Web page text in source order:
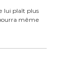
lui plaît plus
même